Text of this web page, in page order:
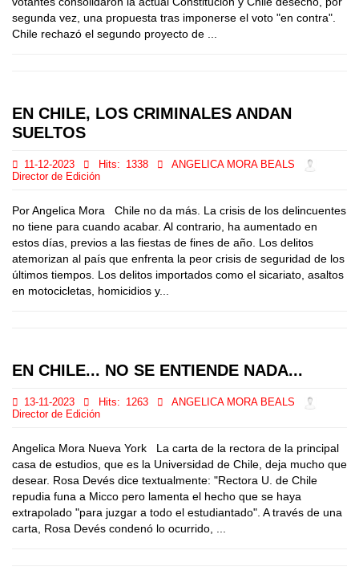
segunda vez, una propuesta tras imponerse el voto "en contra".
Chile rechazó el segundo proyecto de ...
EN CHILE, LOS CRIMINALES ANDAN
SUELTOS
11-12-2023 Hits: 1338
ANGELICA MORA BEALS
Director de Edición
Por Angelica Mora Chile no da más. La crisis de los delincuentes
no tiene para cuando acabar. Al contrario, ha aumentado en
estos días, previos a las fiestas de fines de año. Los delitos
atemorizan al país que enfrenta la peor crisis de seguridad de los
últimos tiempos. Los delitos importados como el sicariato, asaltos
en motocicletas, homicidios y...
EN CHILE... NO SE ENTIENDE NADA...
13-11-2023 Hits: 1263
ANGELICA MORA BEALS
Director de Edición
Angelica Mora Nueva York La carta de la rectora de la principal
casa de estudios, que es la Universidad de Chile, deja mucho que
desear. Rosa Devés dice textualmente: "Rectora U. de Chile
repudia funa a Micco pero lamenta el hecho que se haya
extrapolado "para juzgar a todo el estudiantado". A través de una
carta, Rosa Devés condenó lo ocurrido, ...